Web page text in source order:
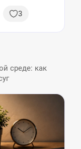
3
среде: как